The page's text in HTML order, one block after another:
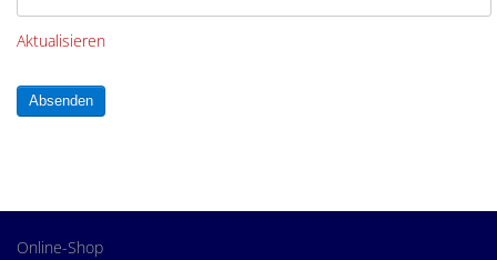
Aktualisieren
Absenden
Online-Shop